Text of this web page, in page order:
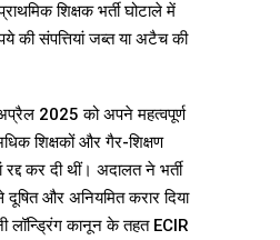
शिक्षक भर्ती घोटाले में
संपत्तियां जब्त या अटैच की
2025 को अपने महत्वपूर्ण
शिक्षकों और गैर-शिक्षण
रद्द कर दी थीं। अदालत ने भर्ती
दूषित और अनियमित करार दिया
लॉन्ड्रिंग कानून के तहत ECIR